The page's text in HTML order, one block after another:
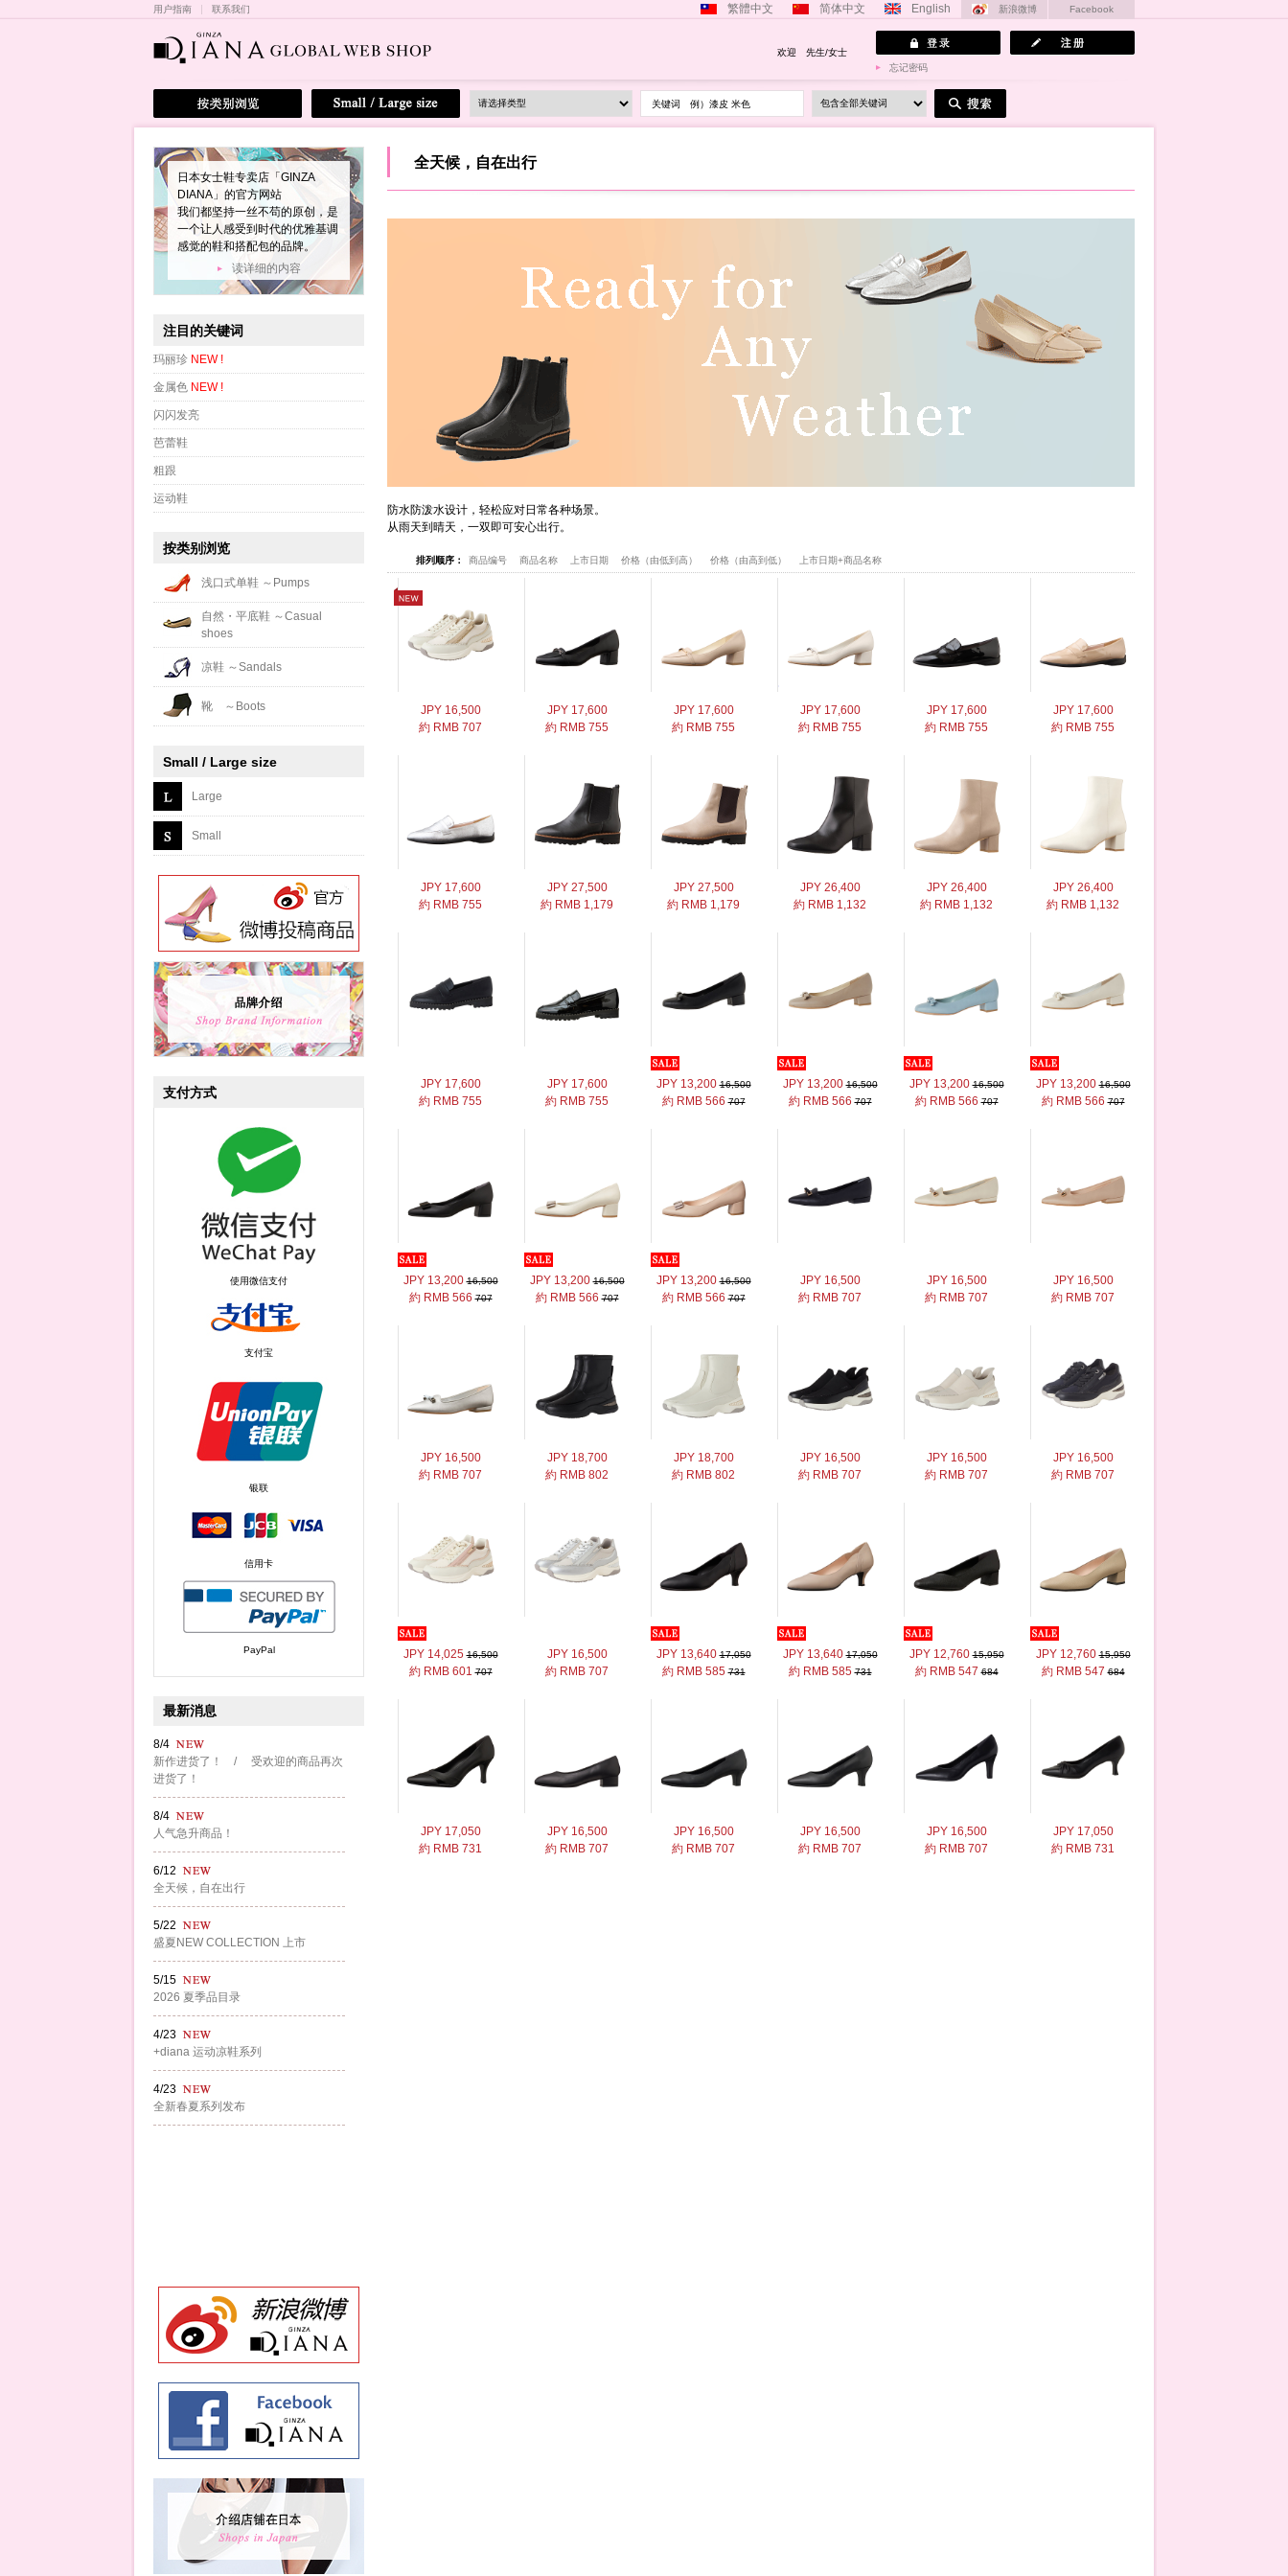
用户指南 联系我们 繁體中文 简体中文 English 新浪微博 Facebook
欢迎 先生/女士
忘记密码
关键词 例）漆皮 米色
全天候，自在出行
防水防泼水设计，轻松应对日常各种场景。
从雨天到晴天，一双即可安心出行。
排列顺序： 商品编号 商品名称 上市日期 价格（由低到高） 价格（由高到低） 上市日期+商品名称
JPY 16,500
約 RMB 707
JPY 17,600
約 RMB 755
JPY 17,600
約 RMB 755
JPY 17,600
約 RMB 755
JPY 17,600
約 RMB 755
JPY 17,600
約 RMB 755
JPY 17,600
約 RMB 755
JPY 27,500
約 RMB 1,179
JPY 27,500
約 RMB 1,179
JPY 26,400
約 RMB 1,132
JPY 26,400
約 RMB 1,132
JPY 26,400
約 RMB 1,132
JPY 17,600
約 RMB 755
JPY 17,600
約 RMB 755
JPY 13,20016,500
約 RMB 566707
JPY 13,20016,500
約 RMB 566707
JPY 13,20016,500
約 RMB 566707
JPY 13,20016,500
約 RMB 566707
JPY 13,20016,500
約 RMB 566707
JPY 13,20016,500
約 RMB 566707
JPY 13,20016,500
約 RMB 566707
JPY 16,500
約 RMB 707
JPY 16,500
約 RMB 707
JPY 16,500
約 RMB 707
JPY 16,500
約 RMB 707
JPY 18,700
約 RMB 802
JPY 18,700
約 RMB 802
JPY 16,500
約 RMB 707
JPY 16,500
約 RMB 707
JPY 16,500
約 RMB 707
JPY 14,02516,500
約 RMB 601707
JPY 16,500
約 RMB 707
JPY 13,64017,050
約 RMB 585731
JPY 13,64017,050
約 RMB 585731
JPY 12,76015,950
約 RMB 547684
JPY 12,76015,950
約 RMB 547684
JPY 17,050
約 RMB 731
JPY 16,500
約 RMB 707
JPY 16,500
約 RMB 707
JPY 16,500
約 RMB 707
JPY 16,500
約 RMB 707
JPY 17,050
約 RMB 731
日本女士鞋专卖店「GINZA
DIANA」的官方网站
我们都坚持一丝不苟的原创，是
一个让人感受到时代的优雅基调
感觉的鞋和搭配包的品牌。
读详细的内容
注目的关键词
玛丽珍 NEW !
金属色 NEW !
闪闪发亮
芭蕾鞋
粗跟
运动鞋
按类别浏览
浅口式单鞋 ～Pumps
自然・平底鞋 ～Casual
shoes
凉鞋 ～Sandals
靴 ～Boots
Small / Large size
Large
Small
支付方式
使用微信支付
支付宝
银联
信用卡
PayPal
最新消息
8/4
新作进货了！ / 受欢迎的商品再次
进货了！
8/4
人气急升商品！
6/12
全天候，自在出行
5/22
盛夏NEW COLLECTION 上市
5/15
2026 夏季品目录
4/23
+diana 运动凉鞋系列
4/23
全新春夏系列发布